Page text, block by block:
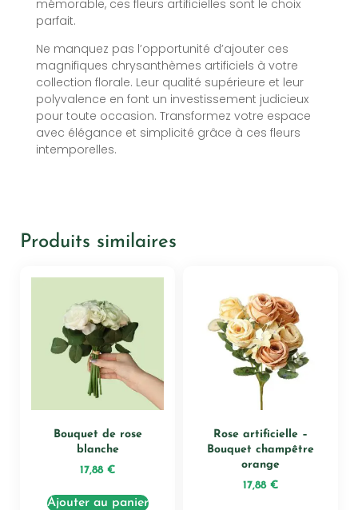
mémorable, ces fleurs artificielles sont le choix
parfait.
Ne manquez pas l’opportunité d’ajouter ces
magnifiques chrysanthèmes artificiels à votre
collection florale. Leur qualité supérieure et leur
polyvalence en font un investissement judicieux
pour toute occasion. Transformez votre espace
avec élégance et simplicité grâce à ces fleurs
intemporelles.
Produits similaires
Bouquet de rose
blanche
17,88 €
Ajouter au panier
Rose artificielle –
Bouquet champêtre
orange
17,88 €